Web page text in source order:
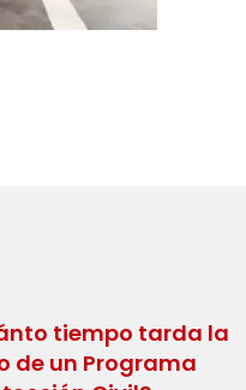
tiempo tarda la
de un Programa